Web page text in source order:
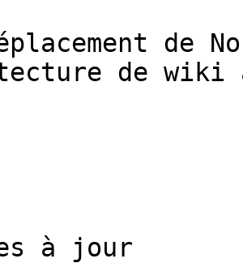
de
de wiki
à jour